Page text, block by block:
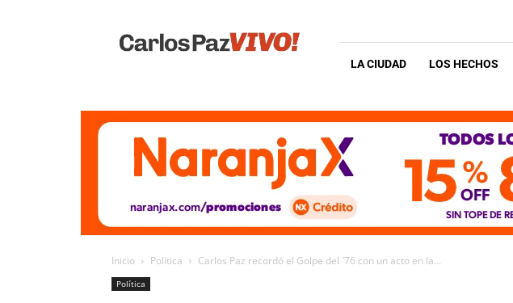
Vivo
LA CIUDAD LOS HECHOS
Inicio Política Carlos Paz recordó el Golpe del ´76 con un acto en la...
Política